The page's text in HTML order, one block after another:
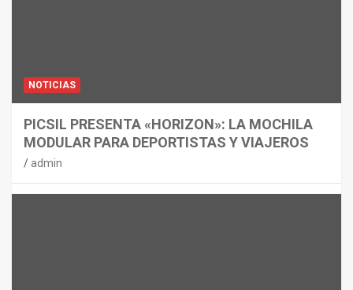
NOTICIAS
PICSIL PRESENTA «HORIZON»: LA MOCHILA
MODULAR PARA DEPORTISTAS Y VIAJEROS
admin